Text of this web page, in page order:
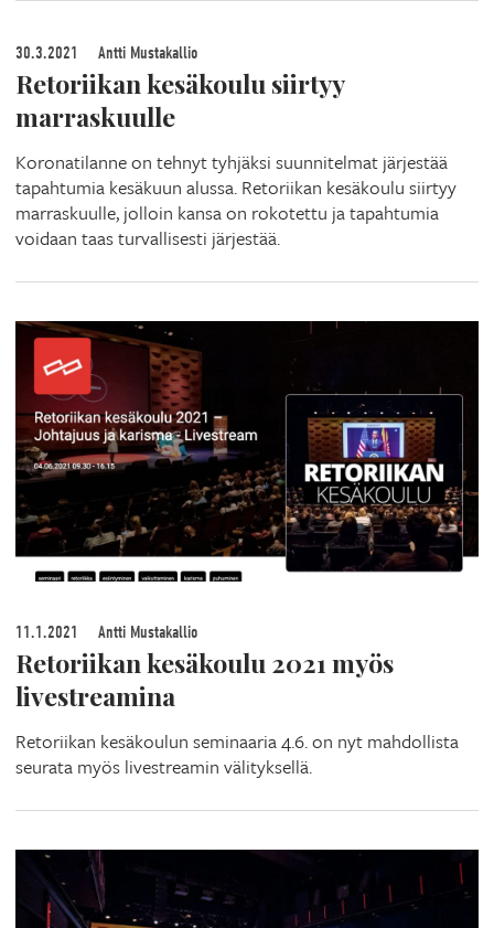
30.3.2021 Antti Mustakallio
Retoriikan kesäkoulu siirtyy
marraskuulle
Koronatilanne on tehnyt tyhjäksi suunnitelmat järjestää
tapahtumia kesäkuun alussa. Retoriikan kesäkoulu siirtyy
marraskuulle, jolloin kansa on rokotettu ja tapahtumia
voidaan taas turvallisesti järjestää.
11.1.2021 Antti Mustakallio
Retoriikan kesäkoulu 2021 myös
livestreamina
Retoriikan kesäkoulun seminaaria 4.6. on nyt mahdollista
seurata myös livestreamin välityksellä.